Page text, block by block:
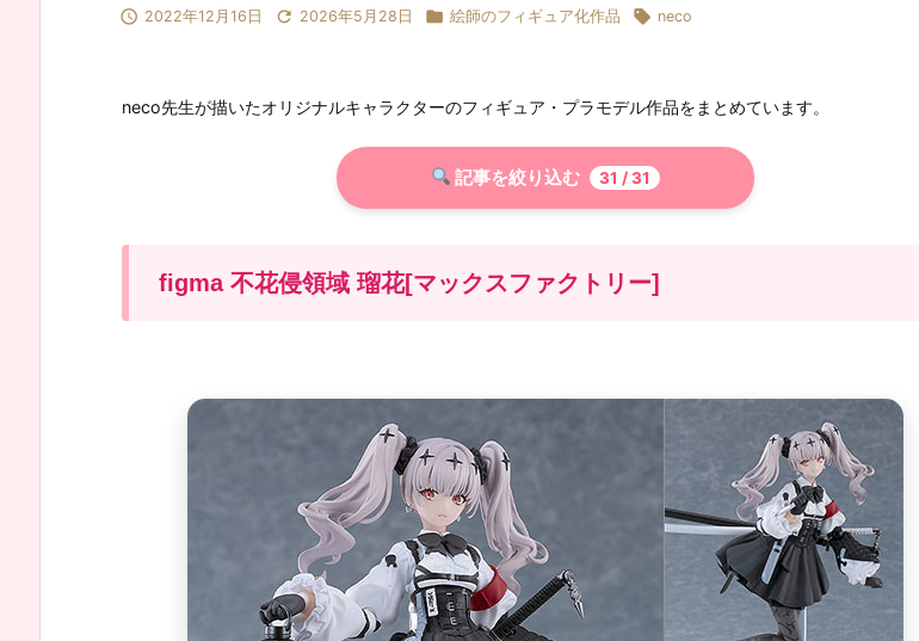
 2022年12月16日  2026年5月28日  絵師のフィギュア化作品  neco
neco先生が描いたオリジナルキャラクターのフィギュア・プラモデル作品をまとめています。
記事を絞り込む 31 / 31
figma 不花侵領域 瑠花[マックスファクトリー]